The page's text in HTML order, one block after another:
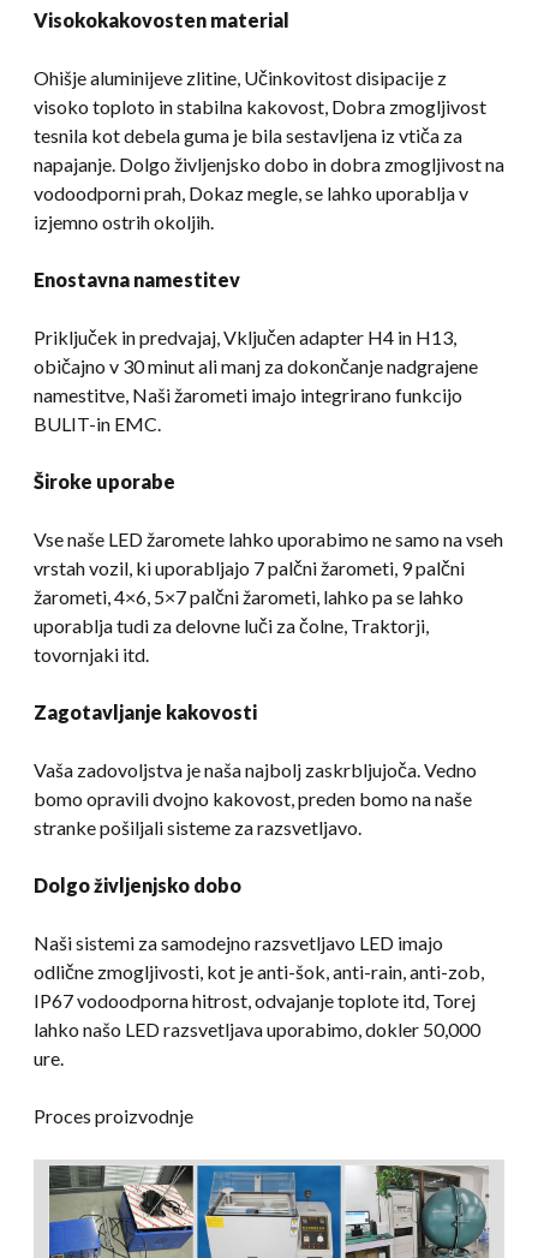
Visokokakovosten material
Ohišje aluminijeve zlitine, Učinkovitost disipacije z
visoko toploto in stabilna kakovost, Dobra zmogljivost
tesnila kot debela guma je bila sestavljena iz vtiča za
napajanje. Dolgo življenjsko dobo in dobra zmogljivost na
vodoodporni prah, Dokaz megle, se lahko uporablja v
izjemno ostrih okoljih.
Enostavna namestitev
Priključek in predvajaj, Vključen adapter H4 in H13,
običajno v 30 minut ali manj za dokončanje nadgrajene
namestitve, Naši žarometi imajo integrirano funkcijo
BULIT-in EMC.
Široke uporabe
Vse naše LED žaromete lahko uporabimo ne samo na vseh
vrstah vozil, ki uporabljajo 7 palčni žarometi, 9 palčni
žarometi, 4×6, 5×7 palčni žarometi, lahko pa se lahko
uporablja tudi za delovne luči za čolne, Traktorji,
tovornjaki itd.
Zagotavljanje kakovosti
Vaša zadovoljstva je naša najbolj zaskrbljujoča. Vedno
bomo opravili dvojno kakovost, preden bomo na naše
stranke pošiljali sisteme za razsvetljavo.
Dolgo življenjsko dobo
Naši sistemi za samodejno razsvetljavo LED imajo
odlične zmogljivosti, kot je anti-šok, anti-rain, anti-zob,
IP67 vodoodporna hitrost, odvajanje toplote itd, Torej
lahko našo LED razsvetljava uporabimo, dokler 50,000
ure.
Proces proizvodnje